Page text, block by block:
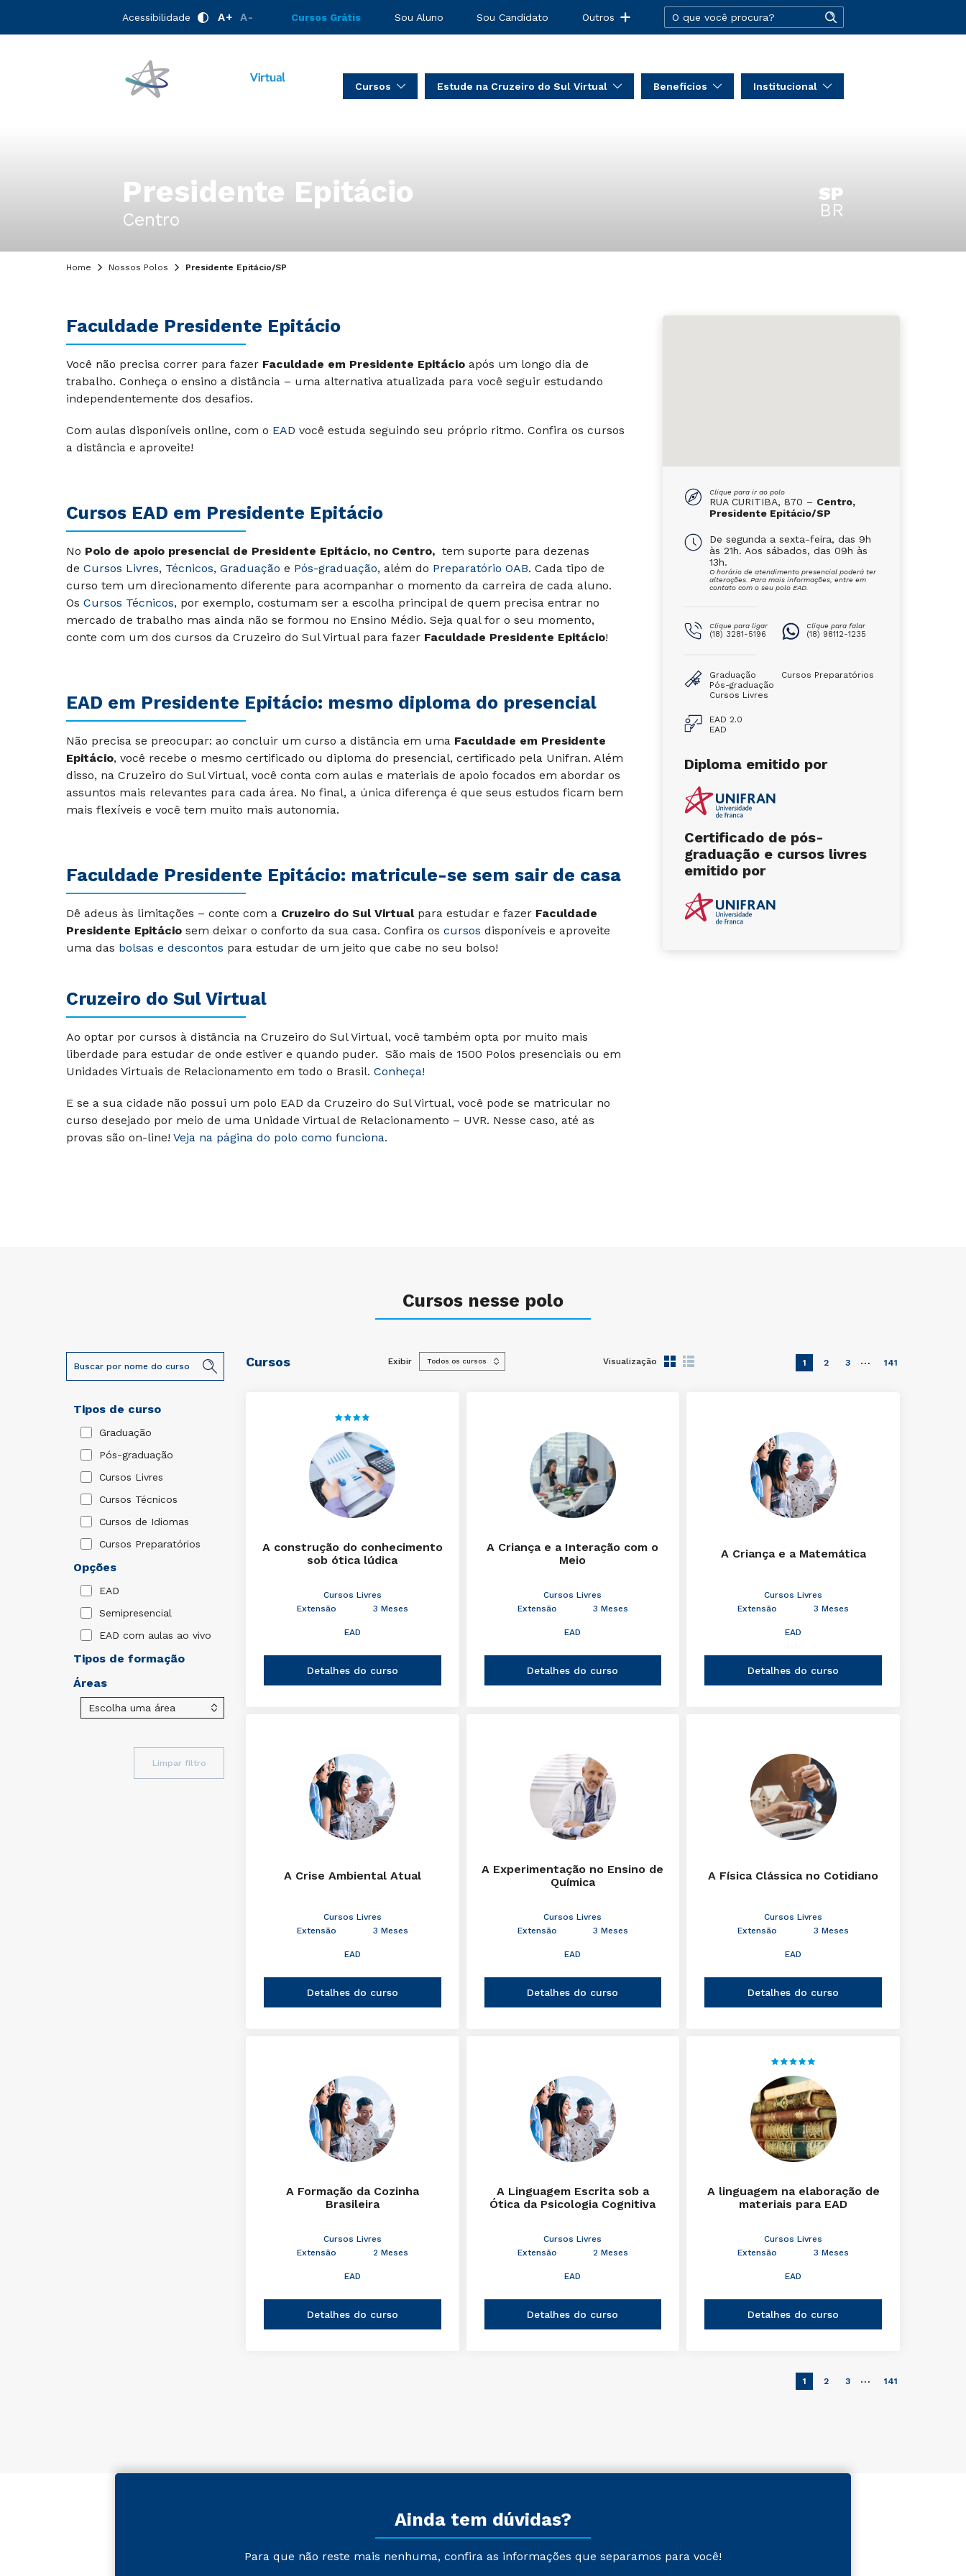
Acessibilidade A+ A- Cursos Grátis Sou Aluno Sou Candidato Outros
Cursos Estude na Cruzeiro do Sul Virtual Benefícios Institucional
Presidente Epitácio
Centro
SP
BR
Home Nossos Polos Presidente Epitácio/SP
Faculdade Presidente Epitácio
Você não precisa correr para fazer Faculdade em Presidente Epitácio após um longo dia de
trabalho. Conheça o ensino a distância – uma alternativa atualizada para você seguir estudando
independentemente dos desafios.
Com aulas disponíveis online, com o EAD você estuda seguindo seu próprio ritmo. Confira os cursos
a distância e aproveite!
Cursos EAD em Presidente Epitácio
No Polo de apoio presencial de Presidente Epitácio, no Centro, tem suporte para dezenas
de Cursos Livres, Técnicos, Graduação e Pós-graduação, além do Preparatório OAB. Cada tipo de
curso tem um direcionamento diferente para acompanhar o momento da carreira de cada aluno.
Os Cursos Técnicos, por exemplo, costumam ser a escolha principal de quem precisa entrar no
mercado de trabalho mas ainda não se formou no Ensino Médio. Seja qual for o seu momento,
conte com um dos cursos da Cruzeiro do Sul Virtual para fazer Faculdade Presidente Epitácio!
EAD em Presidente Epitácio: mesmo diploma do presencial
Não precisa se preocupar: ao concluir um curso a distância em uma Faculdade em Presidente
Epitácio, você recebe o mesmo certificado ou diploma do presencial, certificado pela Unifran. Além
disso, na Cruzeiro do Sul Virtual, você conta com aulas e materiais de apoio focados em abordar os
assuntos mais relevantes para cada área. No final, a única diferença é que seus estudos ficam bem
mais flexíveis e você tem muito mais autonomia.
Faculdade Presidente Epitácio: matricule-se sem sair de casa
Dê adeus às limitações – conte com a Cruzeiro do Sul Virtualpara estudar e fazer Faculdade
Presidente Epitácio sem deixar o conforto da sua casa. Confira os cursos disponíveis e aproveite
uma das bolsas e descontos para estudar de um jeito que cabe no seu bolso!
Cruzeiro do Sul Virtual
Ao optar por cursos à distância na Cruzeiro do Sul Virtual, você também opta por muito mais
liberdade para estudar de onde estiver e quando puder. São mais de 1500 Polos presenciais ou em
Unidades Virtuais de Relacionamento em todo o Brasil. Conheça!
E se a sua cidade não possui um polo EAD da Cruzeiro do Sul Virtual, você pode se matricular no
curso desejado por meio de uma Unidade Virtual de Relacionamento – UVR. Nesse caso, até as
provas são on-line! Veja na página do polo como funciona.
Clique para ir ao polo
RUA CURITIBA, 870 – Centro,
Presidente Epitácio/SP
De segunda a sexta-feira, das 9h
às 21h. Aos sábados, das 09h às
13h.
O horário de atendimento presencial poderá ter
alterações. Para mais informações, entre em
contato com o seu polo EAD.
Clique para ligar
(18) 3281-5196
Clique para falar
(18) 98112-1235
Graduação
Pós-graduação
Cursos Livres
Cursos Preparatórios
EAD 2.0
EAD
Diploma emitido por
Certificado de pós-
graduação e cursos livres
emitido por
Cursos nesse polo
Tipos de curso
Graduação
Pós-graduação
Cursos Livres
Cursos Técnicos
Cursos de Idiomas
Cursos Preparatórios
Opções
EAD
Semipresencial
EAD com aulas ao vivo
Tipos de formação
Áreas
Limpar filtro
Cursos Exibir Visualização 1 2 3 … 141
A construção do conhecimento
sob ótica lúdica
Cursos Livres
Extensão
3 Meses
EAD
Detalhes do curso
A Criança e a Interação com o
Meio
Cursos Livres
Extensão
3 Meses
EAD
Detalhes do curso
A Criança e a Matemática
Cursos Livres
Extensão
3 Meses
EAD
Detalhes do curso
A Crise Ambiental Atual
Cursos Livres
Extensão
3 Meses
EAD
Detalhes do curso
A Experimentação no Ensino de
Química
Cursos Livres
Extensão
3 Meses
EAD
Detalhes do curso
A Física Clássica no Cotidiano
Cursos Livres
Extensão
3 Meses
EAD
Detalhes do curso
A Formação da Cozinha
Brasileira
Cursos Livres
Extensão
2 Meses
EAD
Detalhes do curso
A Linguagem Escrita sob a
Ótica da Psicologia Cognitiva
Cursos Livres
Extensão
2 Meses
EAD
Detalhes do curso
A linguagem na elaboração de
materiais para EAD
Cursos Livres
Extensão
3 Meses
EAD
Detalhes do curso
1 2 3 … 141
Ainda tem dúvidas?
Para que não reste mais nenhuma, confira as informações que separamos para você!